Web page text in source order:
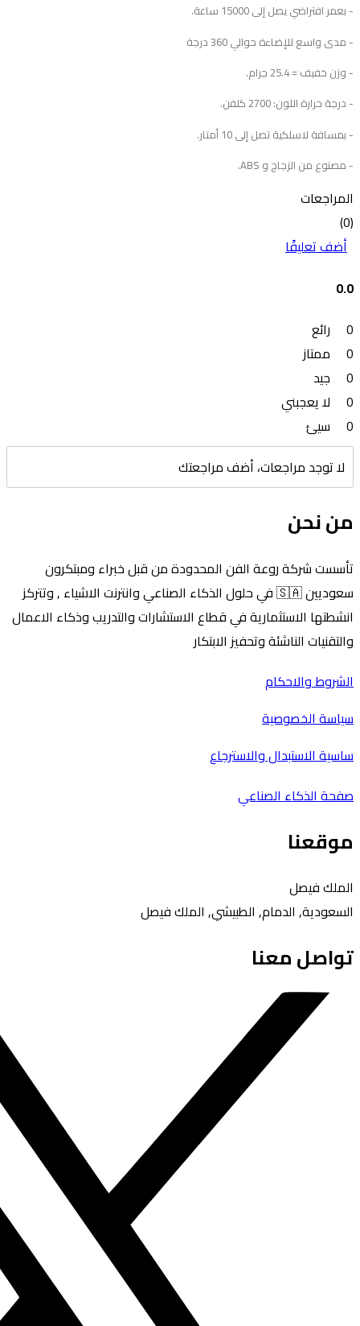
- بعمر افتراضي يصل إلى 15000 ساعة.
- مدى واسع للإضاءة حوالي 360 درجة
- وزن خفيف = 25.4 جرام.
- درجة حرارة اللون: 2700 كلفن.
- بمسافة لاسلكية تصل إلى 10 أمتار.
- مصنوع من الزجاج و ABS.
المراجعات
(0)
أضف تعليقًا
0.0
0
رائع
0
ممتاز
0
جيد
0
لا يعجبني
0
سيئ
لا توجد مراجعات، أضف مراجعتك
من نحن
تأسست شركة روعة الفن المحدودة من قبل خبراء ومبتكرون
سعوديين 🇸🇦 في حلول الذكاء الصناعي وانترنت الاشياء , وتتركز
انشطتها الاستثمارية في قطاع الاستشارات والتدريب وذكاء الاعمال
والتقنيات الناشئة وتحفيز الابتكار
الشروط والاحكام
سياسة الخصوصية
ساسية الاستبدال والاسترجاع
صفحة الذكاء الصناعي
موقعنا
الملك فيصل
السعودية, الدمام, الطبيشي, الملك فيصل
تواصل معنا